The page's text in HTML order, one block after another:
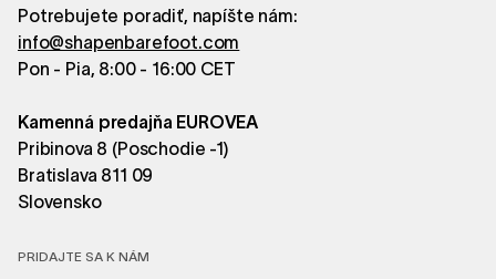
Potrebujete poradiť, napíšte nám:
info@shapenbarefoot.com
Pon - Pia, 8:00 - 16:00 CET
Kamenná predajňa EUROVEA
Pribinova 8 (Poschodie -1)
Bratislava 811 09
Slovensko
PRIDAJTE SA K NÁM